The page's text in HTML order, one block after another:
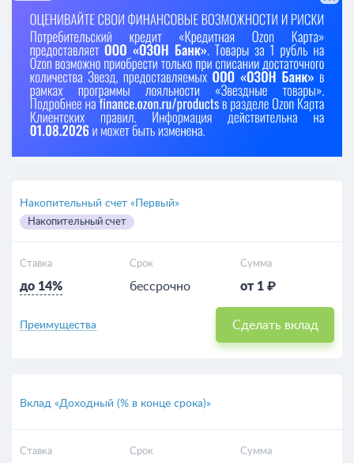
Накопительный счет «Первый»
Накопительный счет
Ставка
до 14%
Срок
бессрочно
Сумма
от 1 ₽
Преимущества Сделать вклад
Вклад «Доходный (% в конце срока)»
Ставка Срок Сумма